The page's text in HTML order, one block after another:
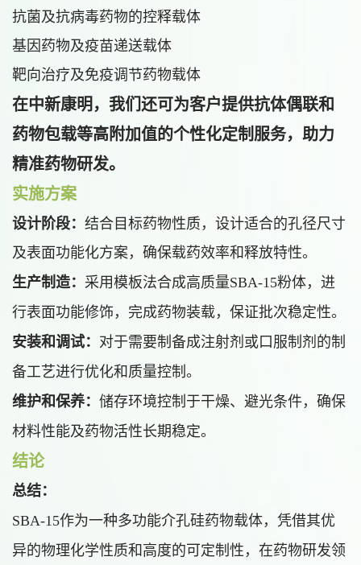
抗菌及抗病毒药物的控释载体
基因药物及疫苗递送载体
靶向治疗及免疫调节药物载体
在中新康明， 我们还可为客户提供抗体偶联和
药物包载等高附加值的个性化定制服务，助力
精准药物研发。
实施方案
设计阶段： 结合目标药物性质，设计适合的孔径尺寸
及表面功能化方案，确保载药效率和释放特性。
生产制造： 采用模板法合成高质量SBA-15粉体，进
行表面功能修饰，完成药物装载，保证批次稳定性。
安装和调试： 对于需要制备成注射剂或口服制剂的制
备工艺进行优化和质量控制。
维护和保养： 储存环境控制于干燥、避光条件，确保
材料性能及药物活性长期稳定。
结论
总结：
SBA-15作为一种多功能介孔硅药物载体，凭借其优
异的物理化学性质和高度的可定制性，在药物研发领